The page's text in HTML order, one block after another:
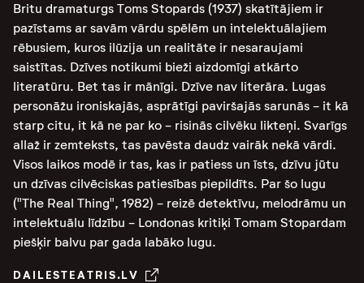
Britu dramaturgs Toms Stopards (1937) skatītājiem ir
pazīstams ar savām vārdu spēlēm un intelektuālajiem
rēbusiem, kuros ilūzija un realitāte ir nesaraujami
saistītas. Dzīves notikumi bieži aizdomīgi atkārto
literatūru. Bet tas ir mānīgi. Dzīve nav literāra. Lugas
personāžu ironiskajās, asprātīgi paviršajās sarunās - it kā
starp citu, it kā ne par ko - risinās cilvēku likteņi. Svarīgs
allaž ir zemteksts, tas pavēsta daudz vairāk nekā vārdi.
Visos laikos modē ir tas, kas ir patiess un īsts, dzīvu jūtu
un dzīvas cilvēciskas patiesības piepildīts. Par šo lugu
("The Real Thing", 1982) - reizē detektīvu, melodrāmu un
intelektuālu līdzību - Londonas kritiķi Tomam Stopardam
piešķir balvu par gada labāko lugu.
DAILESTEATRIS.LV